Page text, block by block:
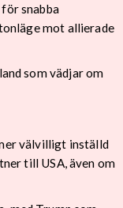
snabba
mot allierade
som vädjar om
välvilligt inställd
till USA, även om